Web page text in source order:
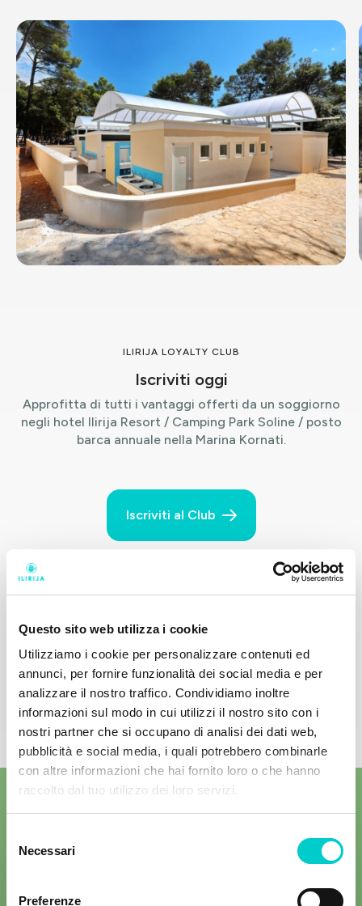
Questo sito web utilizza i cookie
Utilizziamo i cookie per personalizzare contenuti ed
annunci, per fornire funzionalità dei social media e per
analizzare il nostro traffico. Condividiamo inoltre
informazioni sul modo in cui utilizzi il nostro sito con i
nostri partner che si occupano di analisi dei dati web,
pubblicità e social media, i quali potrebbero combinarle
con altre informazioni che hai fornito loro o che hanno
raccolto dal tuo utilizzo dei loro servizi.
delNecessari
Preferenze
ILIRIJA LOYALTY CLUB
Iscriviti oggi
Approfitta di tutti i vantaggi offerti da un soggiorno
negli hotel Ilirija Resort / Camping Park Soline / posto
barca annuale nella Marina Kornati.
Iscriviti al Club